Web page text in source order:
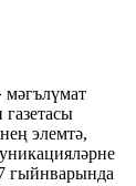
элемтә,
гыйнварында